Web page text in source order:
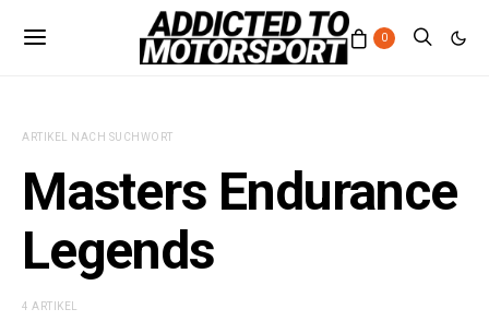
0
ARTIKEL NACH SUCHWORT
Masters Endurance
Legends
4 ARTIKEL